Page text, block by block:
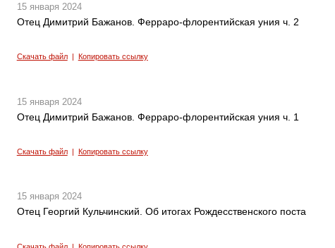
15 января 2024
Отец Димитрий Бажанов. Ферраро-флорентийская уния ч. 2
Скачать файл| Копировать ссылку
15 января 2024
Отец Димитрий Бажанов. Ферраро-флорентийская уния ч. 1
Скачать файл| Копировать ссылку
15 января 2024
Отец Георгий Кульчинский. Об итогах Рождесственского поста
Скачать файл| Копировать ссылку